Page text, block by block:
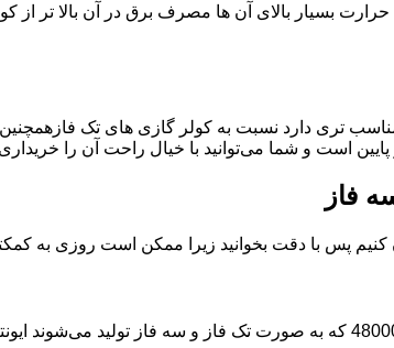
بسیار بالای آن ها مصرف برق در آن بالا تر
مناسب تری دارد نسبت به کولر گازی های تک
است و شما می‌توانید با خیال راحت آن را خریداری
فاز
پس با دقت بخوانید زیرا ممکن است روزی به